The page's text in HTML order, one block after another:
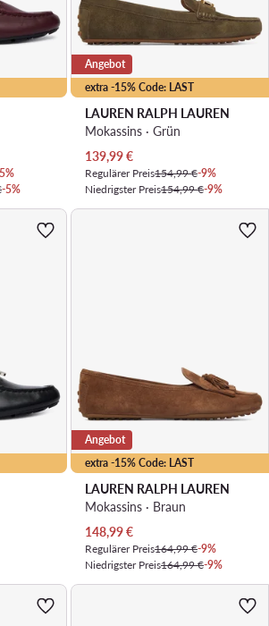
-5%
extra -15% Code: LAST
Angebot
LAUREN RALPH LAUREN
Mokassins · Grün
Aktueller Preis
139,99€
Regulärer Preis154,99 €-9%
Niedrigster Preis154,99 €-9%
extra -15% Code: LAST
Angebot
LAUREN RALPH LAUREN
Mokassins · Braun
Aktueller Preis
148,99€
Regulärer Preis164,99 €-9%
Niedrigster Preis164,99 €-9%